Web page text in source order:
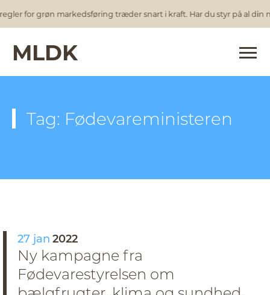
for grøn markedsføring træder snart i kraft. Har du styr på al din
MLDK
Tag: Fødevareministeren
27 jan 2022
Ny kampagne fra
Fødevarestyrelsen om